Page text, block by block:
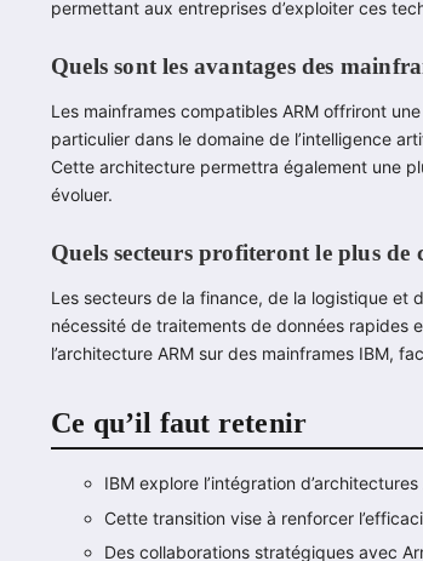
permettant aux entreprises d’exploiter ces
Quels sont les avantages des
Les mainframes compatibles ARM offriront
particulier dans le domaine de l’intelligence
Cette architecture permettra également une
évoluer.
Quels secteurs profiteront le plus de
Les secteurs de la finance, de la logistique et
nécessité de traitements de données
l’architecture ARM sur des mainframes IBM,
Ce qu’il faut retenir
IBM explore l’intégration
Cette transition vise à renforcer
Des collaborations stratégiques avec